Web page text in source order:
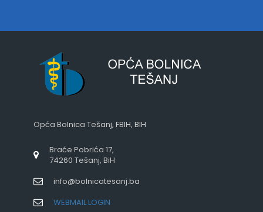
Opća Bolnica Tešanj, FBIH, BIH
Braće Pobrića 17,
74260 Tešanj, BiH
info@bolnicatesanj.ba
WEBMAIL LOGIN